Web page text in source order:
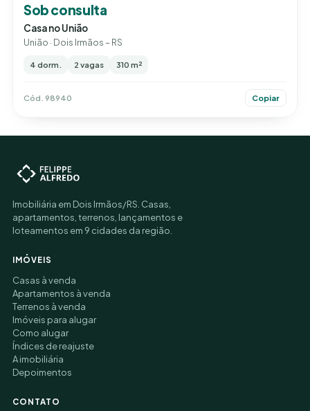
Sob consulta
Casa no União
União · Dois Irmãos – RS
4 dorm. 2 vagas 310 m²
Cód. 98940 Copiar
Imobiliária em Dois Irmãos/RS. Casas,
apartamentos, terrenos, lançamentos e
loteamentos em 9 cidades da região.
IMÓVEIS
Casas à venda
Apartamentos à venda
Terrenos à venda
Imóveis para alugar
Como alugar
Índices de reajuste
A imobiliária
Depoimentos
CONTATO